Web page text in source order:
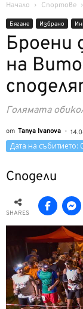
Начало Спортове
Бягане Избрано
Броени
на
Голямата
от Tanya Ivanova -
Дата на събитието:
Сподели
SHARES